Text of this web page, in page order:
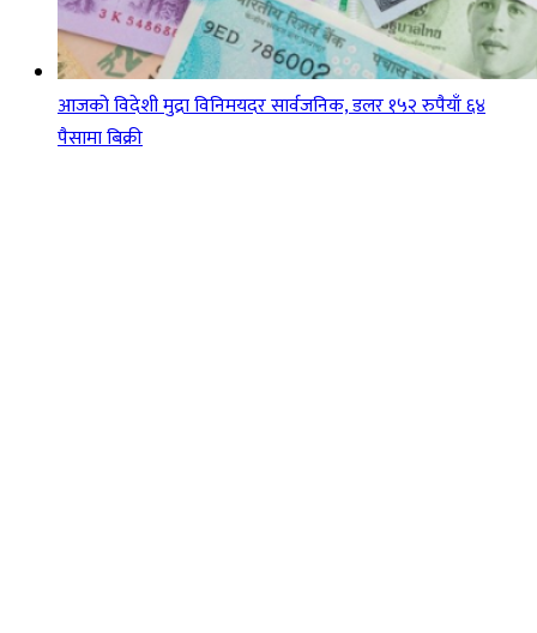
आजको विदेशी मुद्रा विनिमयदर सार्वजनिक, डलर १५२ रुपैयाँ ६४
पैसामा बिक्री